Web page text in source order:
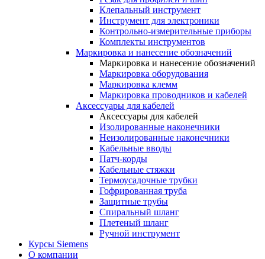
Клепальный инструмент
Инструмент для электроники
Контрольно-измерительные приборы
Комплекты инструментов
Маркировка и нанесение обозначений
Маркировка и нанесение обозначений
Маркировка оборудования
Маркировка клемм
Маркировка проводников и кабелей
Аксессуары для кабелей
Аксессуары для кабелей
Изолированные наконечники
Неизолированные наконечники
Кабельные вводы
Патч-корды
Кабельные стяжки
Термоусадочные трубки
Гофрированная труба
Защитные трубы
Спиральный шланг
Плетеный шланг
Ручной инструмент
Курсы Siemens
О компании